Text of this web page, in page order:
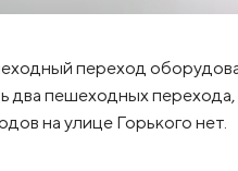
переход
два пешеходных
на улице Горького нет.